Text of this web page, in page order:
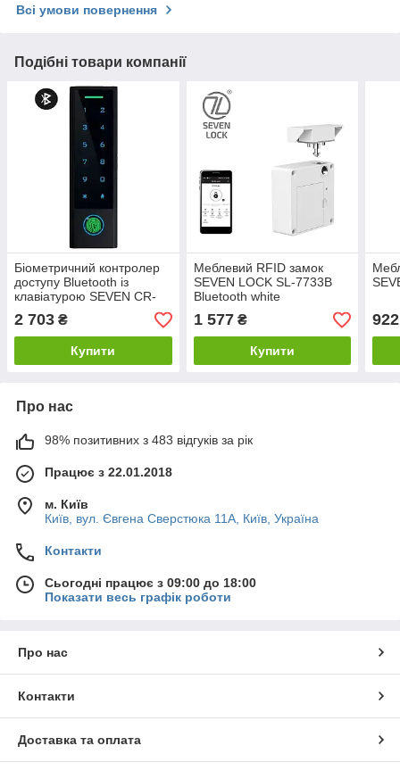
Всі умови повернення
Подібні товари компанії
Біометричний контролер
доступу Bluetooth із
клавіатурою SEVEN CR-
7477BF-P MIFARE
2 703 ₴
Купити
Меблевий RFID замок
SEVEN LOCK SL-7733B
Bluetooth white
1 577₴
Купити
922
Про нас
98% позитивних з 483 відгуків за рік
Працює з 22.01.2018
м. Київ
Київ, вул. Євгена Сверстюка 11А, Київ, Україна
Контакти
Сьогодні працює з 09:00 до 18:00
Показати весь графік роботи
Про нас
Контакти
Доставка та оплата